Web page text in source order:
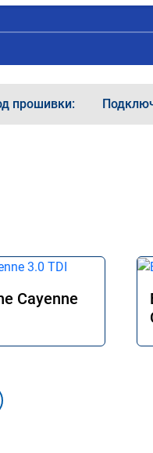
прошивки:
Cayenne